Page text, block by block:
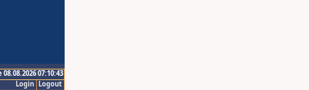
07:10:43
Logout
Login